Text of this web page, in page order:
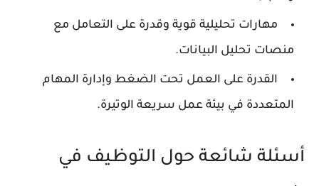
مهارات تحليلية قوية وقدرة على التعامل مع
منصات تحليل البيانات.
القدرة على العمل تحت الضغط وإدارة المهام
المتعددة في بيئة عمل سريعة الوتيرة.
أسئلة شائعة حول التوظيف في